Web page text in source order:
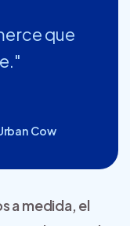
que
Cow
a medida, el